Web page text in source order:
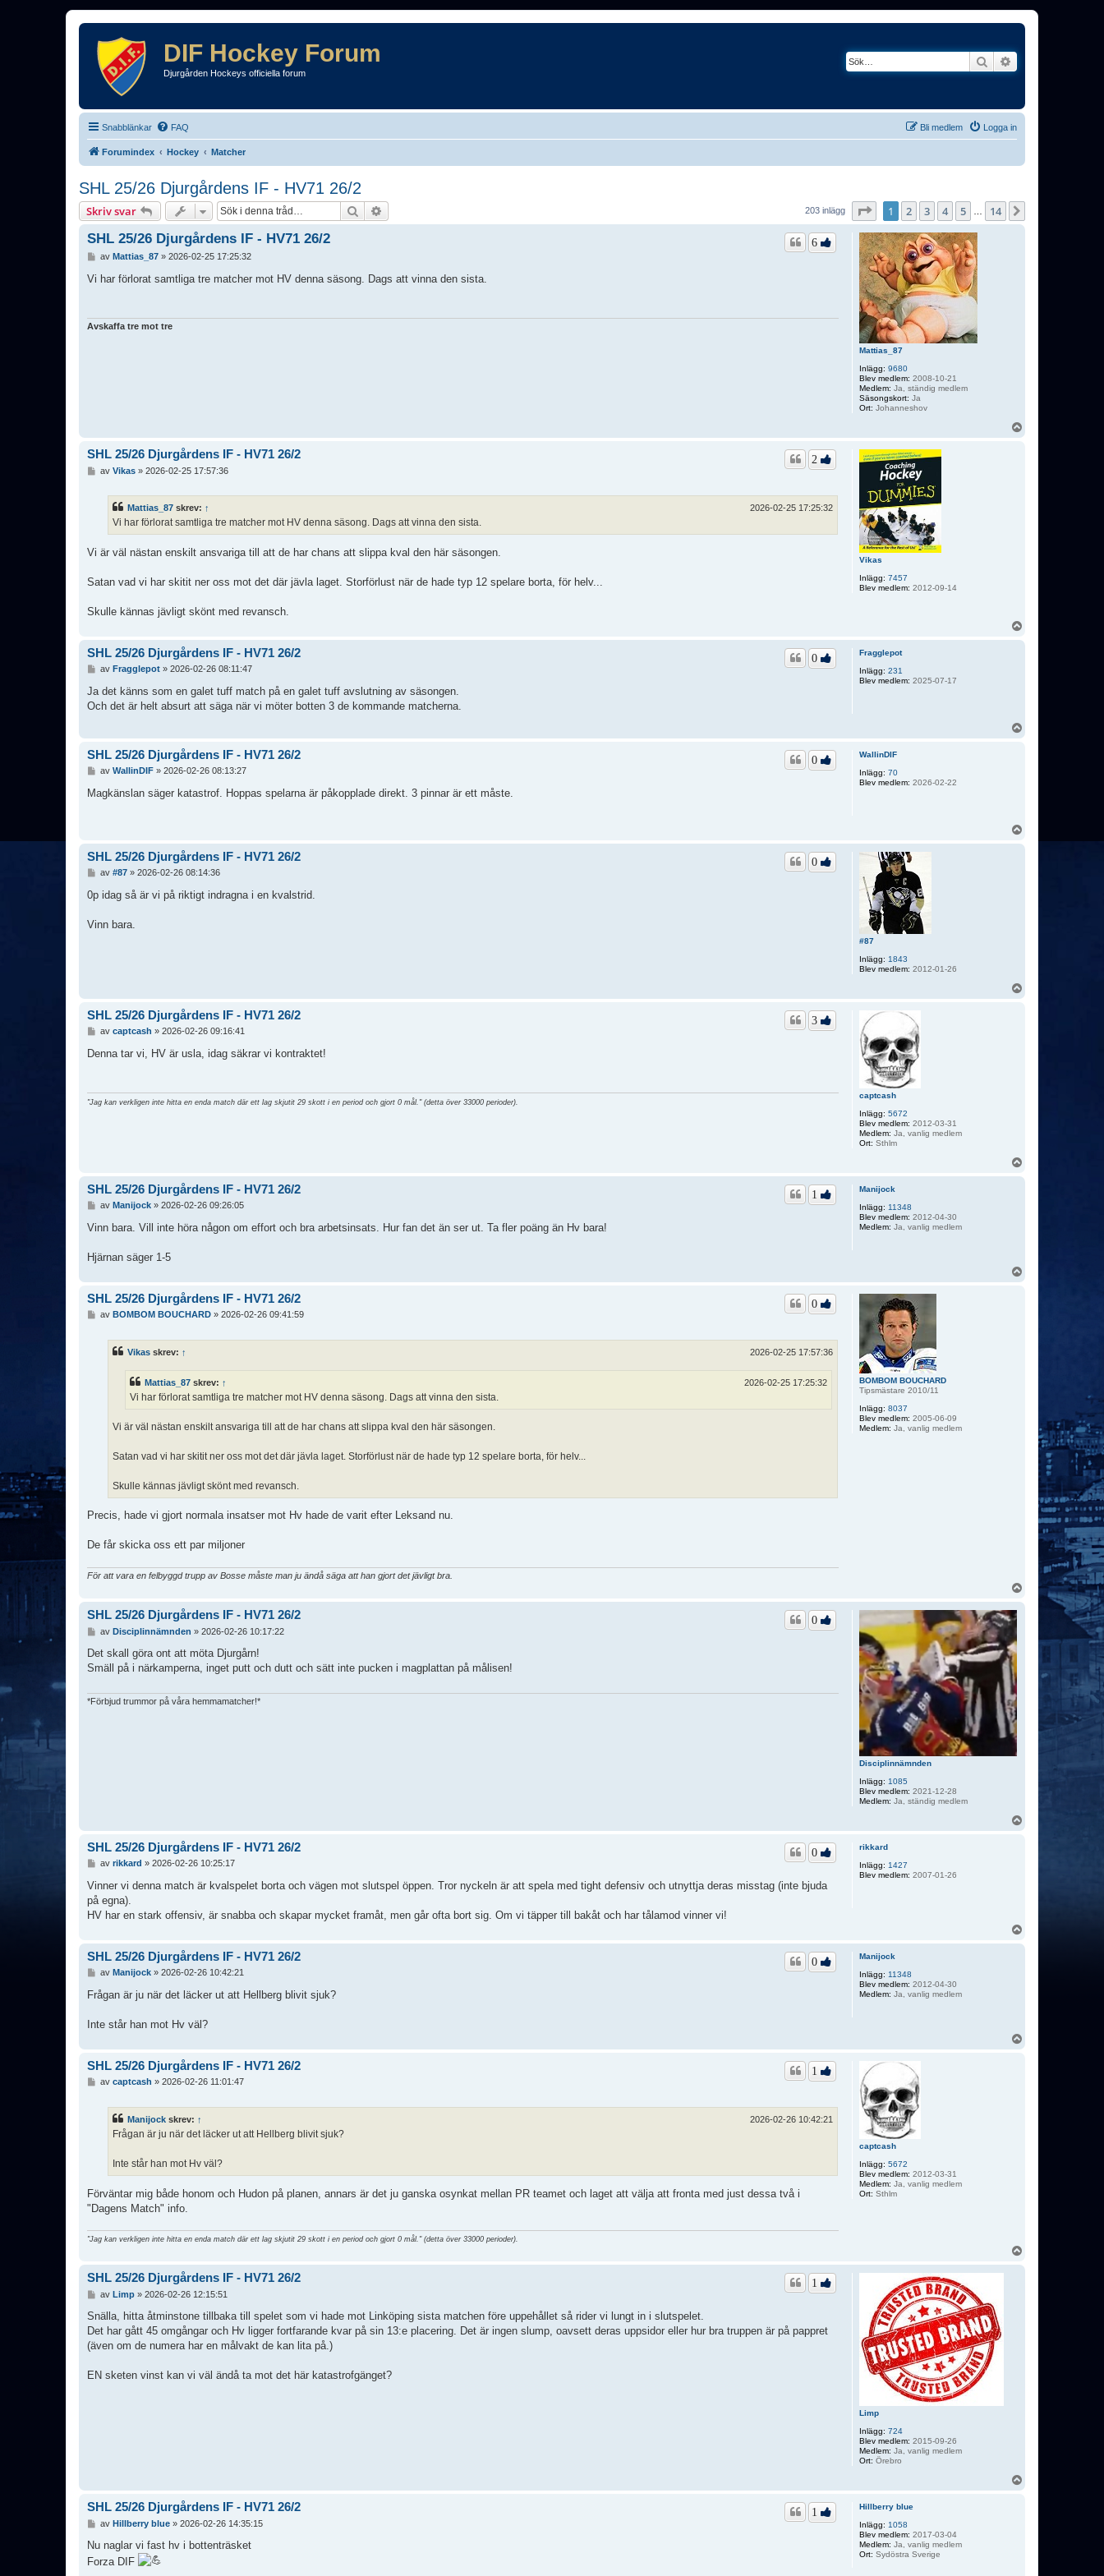
DIF Hockey Forum
Djurgården Hockeys officiella forum
Sök
Snabblänkar FAQ Logga in
Bli medlem
Forumindex Hockey Matcher
SHL 25/26 Djurgårdens IF - HV71 26/2
Skriv svar Sök 203 inlägg Sida av 14
1 2 3 4 5 14
Mattias_87
Inlägg: 9680
Blev medlem: 2008-10-21
Medlem: Ja, ständig medlem
Säsongskort: Ja
Ort: Johanneshov
SHL 25/26 Djurgårdens IF - HV71 26/2 6
av Mattias_87» 2026-02-25 17:25:32
Vi har förlorat samtliga tre matcher mot HV denna säsong. Dags att vinna den sista.
Avskaffa tre mot tre
Vikas
Inlägg: 7457
Blev medlem: 2012-09-14
SHL 25/26 Djurgårdens IF - HV71 26/2 2
av Vikas» 2026-02-25 17:57:36
Mattias_87 skrev: ↑ 2026-02-25 17:25:32
Vi har förlorat samtliga tre matcher mot HV denna säsong. Dags att vinna den sista.
Vi är väl nästan enskilt ansvariga till att de har chans att slippa kval den här säsongen.
Satan vad vi har skitit ner oss mot det där jävla laget. Storförlust när de hade typ 12 spelare borta, för helv...
Skulle kännas jävligt skönt med revansch.
Fragglepot
Inlägg: 231
Blev medlem: 2025-07-17
SHL 25/26 Djurgårdens IF - HV71 26/2 0
l
g
av Fragglepot» 2026-02-26 08:11:47
Ja det känns som en galet tuff match på en galet tuff avslutning av säsongen.
Och det är helt absurt att säga när vi möter botten 3 de kommande matcherna.
WallinDIF
Inlägg: 70
Blev medlem: 2026-02-22
SHL 25/26 Djurgårdens IF - HV71 26/2 0
l
av WallinDIF» 2026-02-26 08:13:27
Magkänslan säger katastrof. Hoppas spelarna är påkopplade direkt. 3 pinnar är ett måste.
#87
Inlägg: 1843
Blev medlem: 2012-01-26
SHL 25/26 Djurgårdens IF - HV71 26/2 0
l
g
av #87» 2026-02-26 08:14:36
0p idag så är vi på riktigt indragna i en kvalstrid.
Vinn bara.
captcash
Inlägg: 5672
Blev medlem: 2012-03-31
Medlem: Ja, vanlig medlem
Ort: Sthlm
SHL 25/26 Djurgårdens IF - HV71 26/2 3
l
av captcash » 2026-02-26 09:16:41
Denna tar vi, HV är usla, idag säkrar vi kontraktet!
"Jag kan verkligen inte hitta en enda match där ett lag skjutit 29 skott i en period och gjort 0 mål." (detta över 33000 perioder).
Manijock
Inlägg: 11348
Blev medlem: 2012-04-30
Medlem: Ja, vanlig medlem
SHL 25/26 Djurgårdens IF - HV71 26/2 1
l
g
av Manijock» 2026-02-26 09:26:05
Vinn bara. Vill inte höra någon om effort och bra arbetsinsats. Hur fan det än ser ut. Ta fler poäng än Hv bara!
Hjärnan säger 1-5
BOMBOM BOUCHARD
Tipsmästare 2010/11
Inlägg: 8037
Blev medlem: 2005-06-09
Medlem: Ja, vanlig medlem
SHL 25/26 Djurgårdens IF - HV71 26/2 0
av BOMBOM BOUCHARD» 2026-02-26 09:41:59
Vikas skrev: ↑ 2026-02-25 17:57:36
Mattias_87 skrev: ↑ 2026-02-25 17:25:32
Vi har förlorat samtliga tre matcher mot HV denna säsong. Dags att vinna den sista.
Vi är väl nästan enskilt ansvariga till att de har chans att slippa kval den här säsongen.
Satan vad vi har skitit ner oss mot det där jävla laget. Storförlust när de hade typ 12 spelare borta, för helv...
Skulle kännas jävligt skönt med revansch.
Precis, hade vi gjort normala insatser mot Hv hade de varit efter Leksand nu.
De får skicka oss ett par miljoner
För att vara en felbyggd trupp av Bosse måste man ju ändå säga att han gjort det jävligt bra.
Disciplinnämnden
Inlägg: 1085
Blev medlem: 2021-12-28
Medlem: Ja, ständig medlem
SHL 25/26 Djurgårdens IF - HV71 26/2 0
l
g
av Disciplinnämnden » 2026-02-26 10:17:22
Det skall göra ont att möta Djurgårn!
Smäll på i närkamperna, inget putt och dutt och sätt inte pucken i magplattan på målisen!
*Förbjud trummor på våra hemmamatcher!*
rikkard
Inlägg: 1427
Blev medlem: 2007-01-26
SHL 25/26 Djurgårdens IF - HV71 26/2 0
l
ä
g
g
av rikkard » 2026-02-26 10:25:17
Vinner vi denna match är kvalspelet borta och vägen mot slutspel öppen. Tror nyckeln är att spela med tight defensiv och utnyttja deras misstag (inte bjuda
på egna).
HV har en stark offensiv, är snabba och skapar mycket framåt, men går ofta bort sig. Om vi täpper till bakåt och har tålamod vinner vi!
Manijock
Inlägg: 11348
Blev medlem: 2012-04-30
Medlem: Ja, vanlig medlem
SHL 25/26 Djurgårdens IF - HV71 26/2 0
l
g
av Manijock» 2026-02-26 10:42:21
Frågan är ju när det läcker ut att Hellberg blivit sjuk?
Inte står han mot Hv väl?
captcash
Inlägg: 5672
Blev medlem: 2012-03-31
Medlem: Ja, vanlig medlem
Ort: Sthlm
SHL 25/26 Djurgårdens IF - HV71 26/2 1
av captcash » 2026-02-26 11:01:47
Manijock skrev: ↑ 2026-02-26 10:42:21
Frågan är ju när det läcker ut att Hellberg blivit sjuk?
Inte står han mot Hv väl?
Förväntar mig både honom och Hudon på planen, annars är det ju ganska osynkat mellan PR teamet och laget att välja att fronta med just dessa två i
"Dagens Match" info.
"Jag kan verkligen inte hitta en enda match där ett lag skjutit 29 skott i en period och gjort 0 mål." (detta över 33000 perioder).
Limp
Inlägg: 724
Blev medlem: 2015-09-26
Medlem: Ja, vanlig medlem
Ort: Örebro
SHL 25/26 Djurgårdens IF - HV71 26/2 1
l
ä
g
g
av Limp» 2026-02-26 12:15:51
Snälla, hitta åtminstone tillbaka till spelet som vi hade mot Linköping sista matchen före uppehållet så rider vi lungt in i slutspelet.
Det har gått 45 omgångar och Hv ligger fortfarande kvar på sin 13:e placering. Det är ingen slump, oavsett deras uppsidor eller hur bra truppen är på pappret
(även om de numera har en målvakt de kan lita på.)
EN sketen vinst kan vi väl ändå ta mot det här katastrofgänget?
Hillberry blue
Inlägg: 1058
Blev medlem: 2017-03-04
Medlem: Ja, vanlig medlem
Ort: Sydöstra Sverige
SHL 25/26 Djurgårdens IF - HV71 26/2 1
g
av Hillberry blue» 2026-02-26 14:35:15
Nu naglar vi fast hv i bottenträsket
Forza DIF